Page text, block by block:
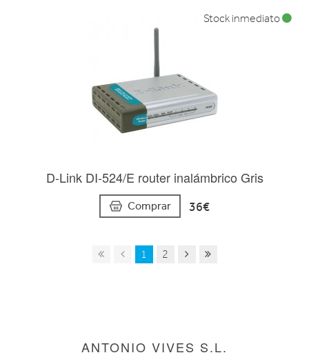
D-Link DI-524/E router inalámbrico Gris
Comprar 36€
Stock inmediato
1 2
ANTONIO VIVES S.L.